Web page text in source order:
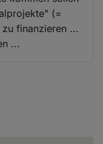
(=
finanzieren ...
...